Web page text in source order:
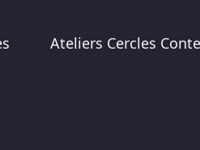
Ateliers Cercles